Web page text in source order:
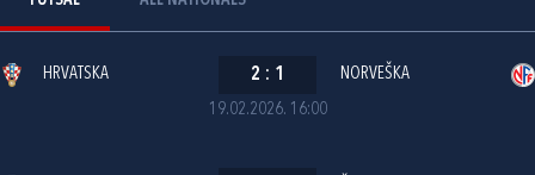
19.02.2026. 16:00
HRVATSKA 2 : 1 NORVEŠKA